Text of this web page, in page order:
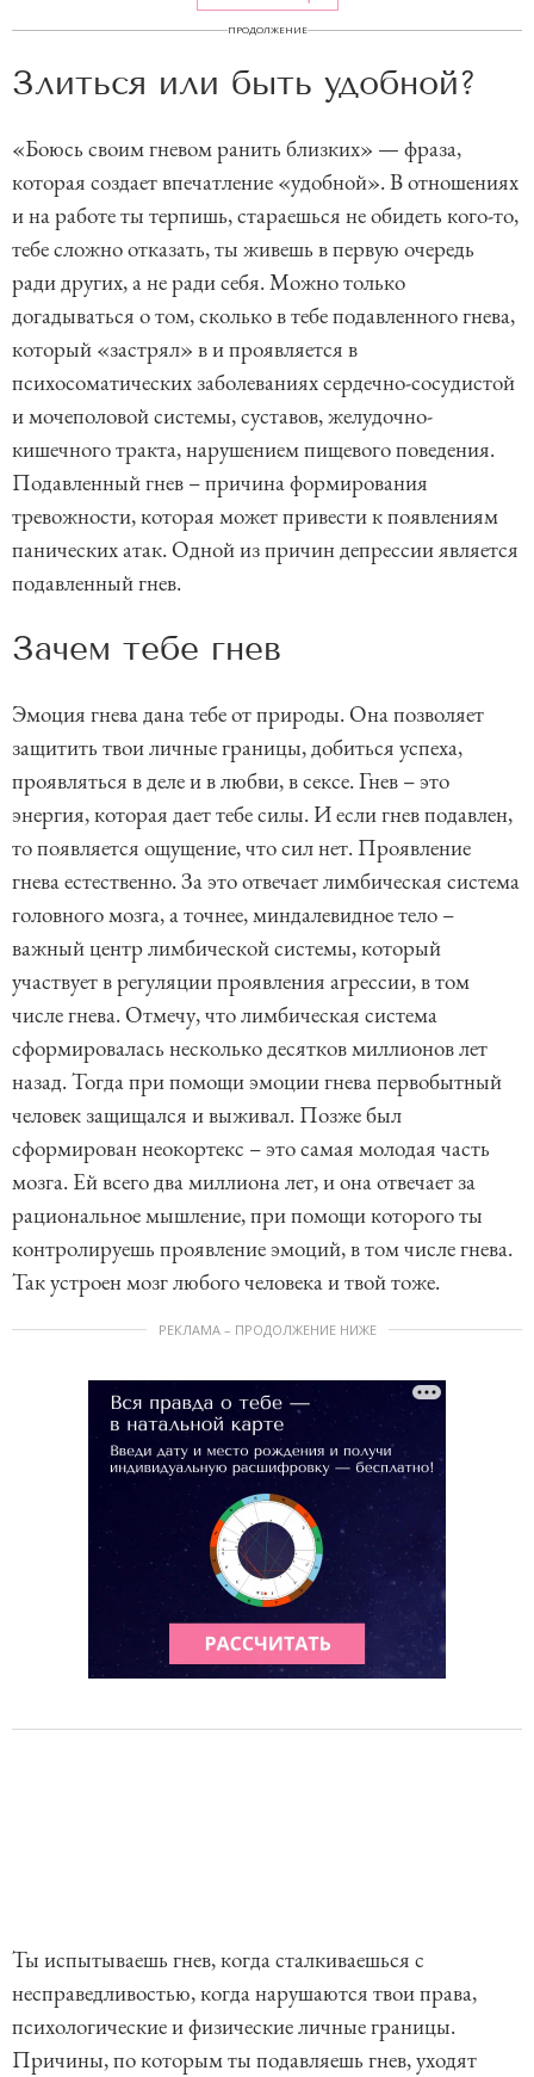
ПРОДОЛЖЕНИЕ
Злиться или быть удобной?
«Боюсь своим гневом ранить близких» — фраза,
которая создает впечатление «удобной». В отношениях
и на работе ты терпишь, стараешься не обидеть кого-то,
тебе сложно отказать, ты живешь в первую очередь
ради других, а не ради себя. Можно только
догадываться о том, сколько в тебе подавленного гнева,
который «застрял» в и проявляется в
психосоматических заболеваниях сердечно-сосудистой
и мочеполовой системы, суставов, желудочно-
кишечного тракта, нарушением пищевого поведения.
Подавленный гнев – причина формирования
тревожности, которая может привести к появлениям
панических атак. Одной из причин депрессии является
подавленный гнев.
Зачем тебе гнев
Эмоция гнева дана тебе от природы. Она позволяет
защитить твои личные границы, добиться успеха,
проявляться в деле и в любви, в сексе. Гнев – это
энергия, которая дает тебе силы. И если гнев подавлен,
то появляется ощущение, что сил нет. Проявление
гнева естественно. За это отвечает лимбическая система
головного мозга, а точнее, миндалевидное тело –
важный центр лимбической системы, который
участвует в регуляции проявления агрессии, в том
числе гнева. Отмечу, что лимбическая система
сформировалась несколько десятков миллионов лет
назад. Тогда при помощи эмоции гнева первобытный
человек защищался и выживал. Позже был
сформирован неокортекс – это самая молодая часть
мозга. Ей всего два миллиона лет, и она отвечает за
рациональное мышление, при помощи которого ты
контролируешь проявление эмоций, в том числе гнева.
Так устроен мозг любого человека и твой тоже.
РЕКЛАМА – ПРОДОЛЖЕНИЕ НИЖЕ
Ты испытываешь гнев, когда сталкиваешься с
несправедливостью, когда нарушаются твои права,
психологические и физические личные границы.
Причины, по которым ты подавляешь гнев, уходят